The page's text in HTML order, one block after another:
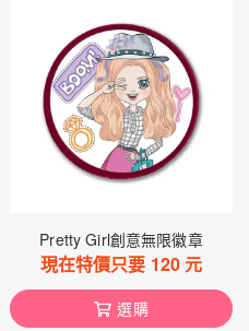
Pretty Girl創意無限徽章
現在特價只要 120 元
選購